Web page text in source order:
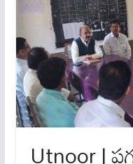
Utnoor |